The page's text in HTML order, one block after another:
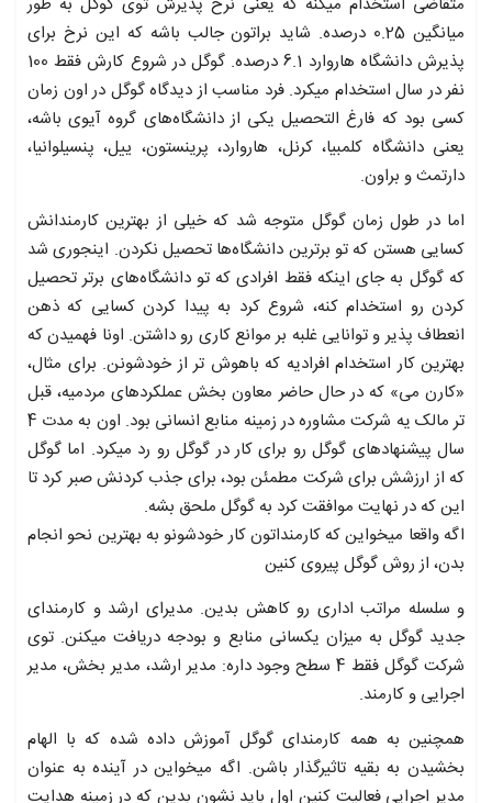
میانگین 0.25 درصده. شاید براتون جالب باشه که این نرخ برای
پذیرش دانشگاه‌ هاروارد 6.1 درصده. گوگل در شروع کارش فقط 100
نفر در سال استخدام میکرد. فرد مناسب از دیدگاه گوگل در اون زمان
کسی بود که فارغ التحصیل یکی از دانشگاه‌های گروه آیوی باشه،
یعنی دانشگاه کلمبیا، کرنل، هاروارد، پرینستون، ییل، پنسیلوانیا،
دارتمث و براون.
اما در طول زمان گوگل متوجه شد که خیلی از بهترین کارمندانش
کسایی هستن که تو برترین دانشگاه‌ها تحصیل نکردن. اینجوری شد
که گوگل به جای اینکه فقط افرادی که تو دانشگاه‌های برتر تحصیل
کردن رو استخدام کنه، شروع کرد به پیدا کردن کسایی که ذهن
انعطاف پذیر و توانایی غلبه بر موانع کاری رو داشتن. اونا فهمیدن که
بهترین کار استخدام افرادیه که باهوش تر از خودشونن. برای مثال،
«کارن می» که در حال حاضر معاون بخش عملکردهای مردمیه، قبل
تر مالک یه شرکت مشاوره در زمینه منابع انسانی بود. اون به مدت 4
سال پیشنهادهای گوگل رو برای کار در گوگل رو رد میکرد. اما گوگل
که از ارزشش برای شرکت مطمئن بود، برای جذب کردنش صبر کرد تا
این که در نهایت موافقت کرد به گوگل ملحق بشه.
اگه واقعا میخواین که کارمنداتون کار خودشونو به بهترین نحو انجام
بدن، از روش گوگل پیروی کنین
و سلسله مراتب اداری رو کاهش بدین. مدیرای ارشد و کارمندای
جدید گوگل به میزان یکسانی منابع و بودجه دریافت میکنن. توی
شرکت گوگل فقط 4 سطح وجود داره: مدیر ارشد، مدیر بخش، مدیر
اجرایی و کارمند.
همچنین به همه کارمندای گوگل آموزش داده شده که با الهام
بخشیدن به بقیه تاثیرگذار باشن. اگه میخواین در آینده به عنوان
مدیر اجرایی فعالیت کنین اول باید نشون بدین که در زمینه هدایت